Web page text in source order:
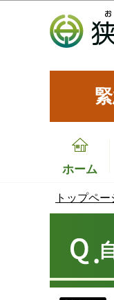
ホーム
トップペー